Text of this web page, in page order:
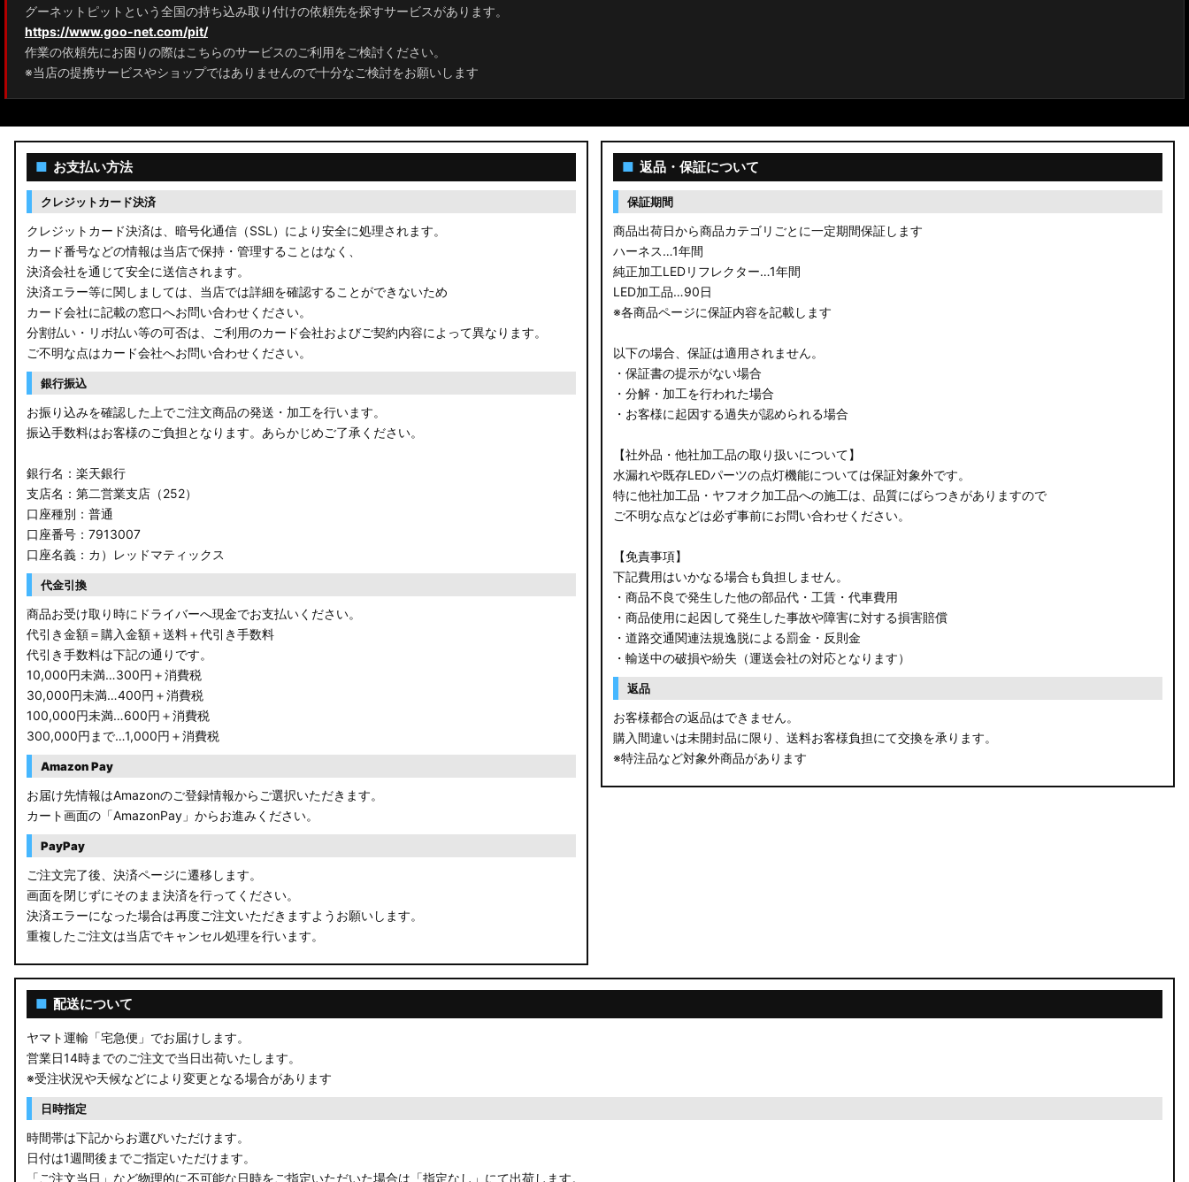
グーネットピットという全国の持ち込み取り付けの依頼先を探すサービスがあります。
https://www.goo-net.com/pit/
作業の依頼先にお困りの際はこちらのサービスのご利用をご検討ください。
※当店の提携サービスやショップではありませんので十分なご検討をお願いします
■ お支払い方法
クレジットカード決済
クレジットカード決済は、暗号化通信（SSL）により安全に処理されます。
カード番号などの情報は当店で保持・管理することはなく、
決済会社を通じて安全に送信されます。
決済エラー等に関しましては、当店では詳細を確認することができないため
カード会社に記載の窓口へお問い合わせください。
分割払い・リボ払い等の可否は、ご利用のカード会社およびご契約内容によって異なります。
ご不明な点はカード会社へお問い合わせください。
銀行振込
お振り込みを確認した上でご注文商品の発送・加工を行います。
振込手数料はお客様のご負担となります。あらかじめご了承ください。
銀行名：楽天銀行
支店名：第二営業支店（252）
口座種別：普通
口座番号：7913007
口座名義：カ）レッドマティックス
代金引換
商品お受け取り時にドライバーへ現金でお支払いください。
代引き金額＝購入金額＋送料＋代引き手数料
代引き手数料は下記の通りです。
10,000円未満…300円＋消費税
30,000円未満…400円＋消費税
100,000円未満…600円＋消費税
300,000円まで…1,000円＋消費税
Amazon Pay
お届け先情報はAmazonのご登録情報からご選択いただきます。
カート画面の「AmazonPay」からお進みください。
PayPay
ご注文完了後、決済ページに遷移します。
画面を閉じずにそのまま決済を行ってください。
決済エラーになった場合は再度ご注文いただきますようお願いします。
重複したご注文は当店でキャンセル処理を行います。
■ 返品・保証について
保証期間
商品出荷日から商品カテゴリごとに一定期間保証します
ハーネス…1年間
純正加工LEDリフレクター…1年間
LED加工品…90日
※各商品ページに保証内容を記載します
以下の場合、保証は適用されません。
・保証書の提示がない場合
・分解・加工を行われた場合
・お客様に起因する過失が認められる場合
【社外品・他社加工品の取り扱いについて】
水漏れや既存LEDパーツの点灯機能については保証対象外です。
特に他社加工品・ヤフオク加工品への施工は、品質にばらつきがありますので
ご不明な点などは必ず事前にお問い合わせください。
【免責事項】
下記費用はいかなる場合も負担しません。
・商品不良で発生した他の部品代・工賃・代車費用
・商品使用に起因して発生した事故や障害に対する損害賠償
・道路交通関連法規逸脱による罰金・反則金
・輸送中の破損や紛失（運送会社の対応となります）
返品
お客様都合の返品はできません。
購入間違いは未開封品に限り、送料お客様負担にて交換を承ります。
※特注品など対象外商品があります
■ 配送について
ヤマト運輸「宅急便」でお届けします。
営業日14時までのご注文で当日出荷いたします。
※受注状況や天候などにより変更となる場合があります
日時指定
時間帯は下記からお選びいただけます。
日付は1週間後までご指定いただけます。
「ご注文当日」など物理的に不可能な日時をご指定いただいた場合は「指定なし」にて出荷します。